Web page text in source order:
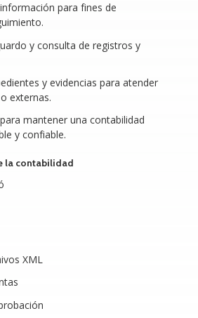
para fines de
y consulta de registros y
y evidencias para atender
externas.
mantener una contabilidad
y confiable.
la contabilidad
XML